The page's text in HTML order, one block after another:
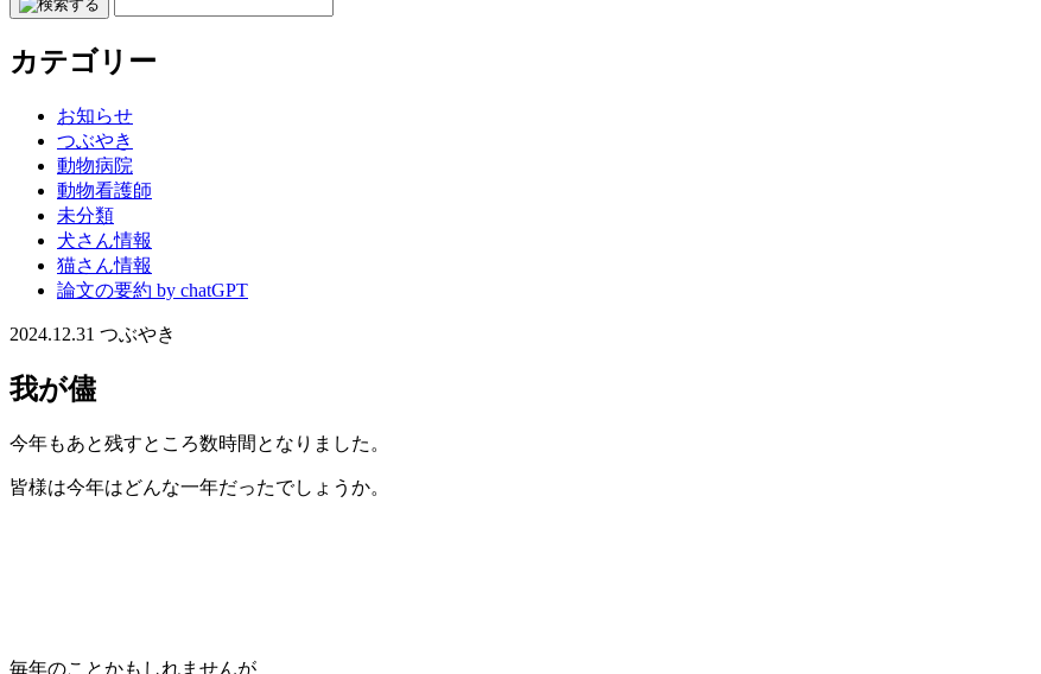
カテゴリー
お知らせ
つぶやき
動物病院
動物看護師
未分類
犬さん情報
猫さん情報
論文の要約 by chatGPT
2024.12.31 つぶやき
我が儘
今年もあと残すところ数時間となりました。
皆様は今年はどんな一年だったでしょうか。
毎年のことかもしれませんが